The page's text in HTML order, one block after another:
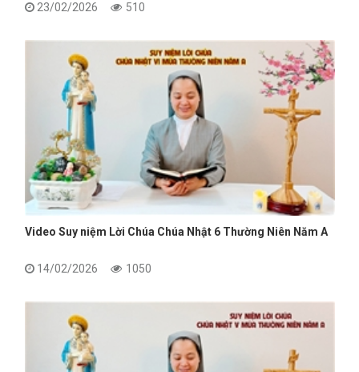
23/02/2026
510
Video Suy niệm Lời Chúa Chúa Nhật 6 Thường Niên Năm A
14/02/2026 1050